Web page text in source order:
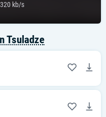
320 kb/s
Tsuladze